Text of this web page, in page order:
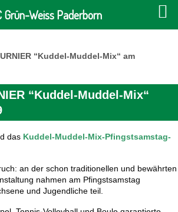
“Kuddel-Muddel-Mix“ am
“Kuddel-Muddel-Mix“
das Kuddel-Muddel-Mix-Pfingstsamstag-
an der schon traditionellen und bewährten
nahmen am Pfingstsamstag
und Jugendliche teil
Grün-Weiss Paderborn